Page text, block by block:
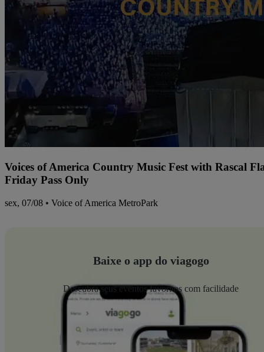
Voices of America Country Music Fest with Rascal
Friday Pass Only
sex, 07/08 • Voice of America MetroPark
Baixe o app do viagogo
Descubra seus eventos favoritos com facilidade